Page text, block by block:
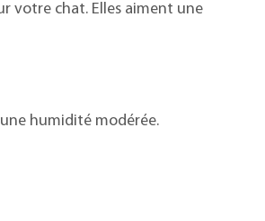
votre chat. Elles aiment une
humidité modérée.